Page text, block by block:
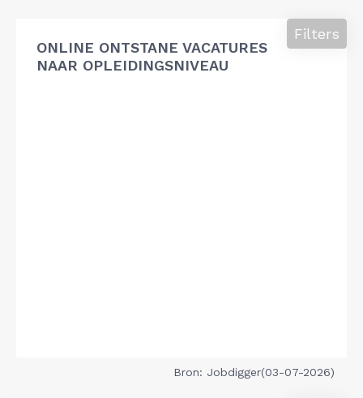
ONLINE ONTSTANE VACATURES
NAAR OPLEIDINGSNIVEAU
Filters
Bron: Jobdigger(03-07-2026)